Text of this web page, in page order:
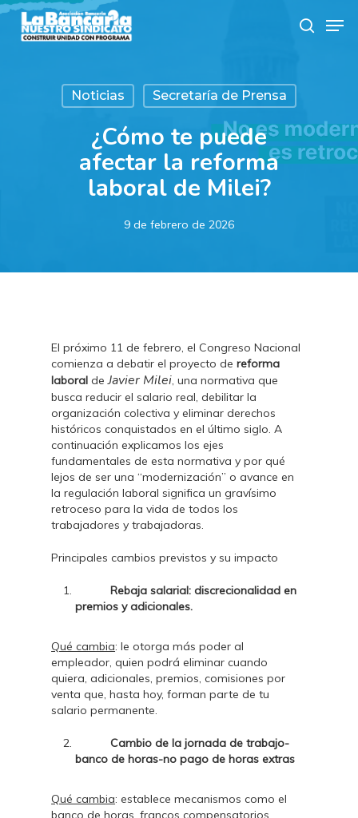
Skip
main
search
Noticias Secretaría de Prensa
¿Cómo te puede
afectar la reforma
laboral de Milei?
9 de febrero de 2026
El próximo 11 de febrero, el Congreso Nacional
comienza a debatir el proyecto dereforma
laboral deJavier Milei, una normativa que
busca reducir el salario real, debilitar la
organización colectiva y eliminar derechos
históricos conquistados en el último siglo. A
continuación explicamos los ejes
fundamentales de esta normativa y por qué
lejos de ser una “modernización” o avance en
la regulación laboral significa un gravísimo
retroceso para la vida de todos los
trabajadores y trabajadoras.
Principales cambios previstos y su impacto
Rebaja salarial: discrecionalidad en
premios y adicionales.
Qué cambia: le otorga más poder al
empleador, quien podrá eliminar cuando
quiera, adicionales, premios, comisiones por
venta que, hasta hoy, forman parte de tu
salario permanente.
Cambio de la jornada de trabajo-
banco de horas-no pago de horas extras
Qué cambia: establece mecanismos como el
banco de horas, francos compensatorios